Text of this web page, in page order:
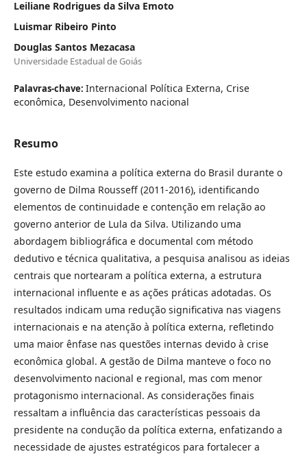
Leiliane Rodrigues da Silva Emoto
Luismar Ribeiro Pinto
Douglas Santos Mezacasa
Universidade Estadual de Goiás
Palavras-chave: Internacional Política Externa, Crise
econômica, Desenvolvimento nacional
Resumo
Este estudo examina a política externa do Brasil durante o
governo de Dilma Rousseff (2011-2016), identificando
elementos de continuidade e contenção em relação ao
governo anterior de Lula da Silva. Utilizando uma
abordagem bibliográfica e documental com método
dedutivo e técnica qualitativa, a pesquisa analisou as ideias
centrais que nortearam a política externa, a estrutura
internacional influente e as ações práticas adotadas. Os
resultados indicam uma redução significativa nas viagens
internacionais e na atenção à política externa, refletindo
uma maior ênfase nas questões internas devido à crise
econômica global. A gestão de Dilma manteve o foco no
desenvolvimento nacional e regional, mas com menor
protagonismo internacional. As considerações finais
ressaltam a influência das características pessoais da
presidente na condução da política externa, enfatizando a
necessidade de ajustes estratégicos para fortalecer a